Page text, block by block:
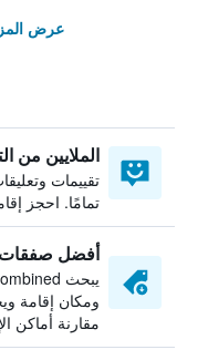
عرض
الملايين من
تقييمات
تمامًا. احجز
أفضل صفقات
ومكان إقامة
مقارنة أماكن